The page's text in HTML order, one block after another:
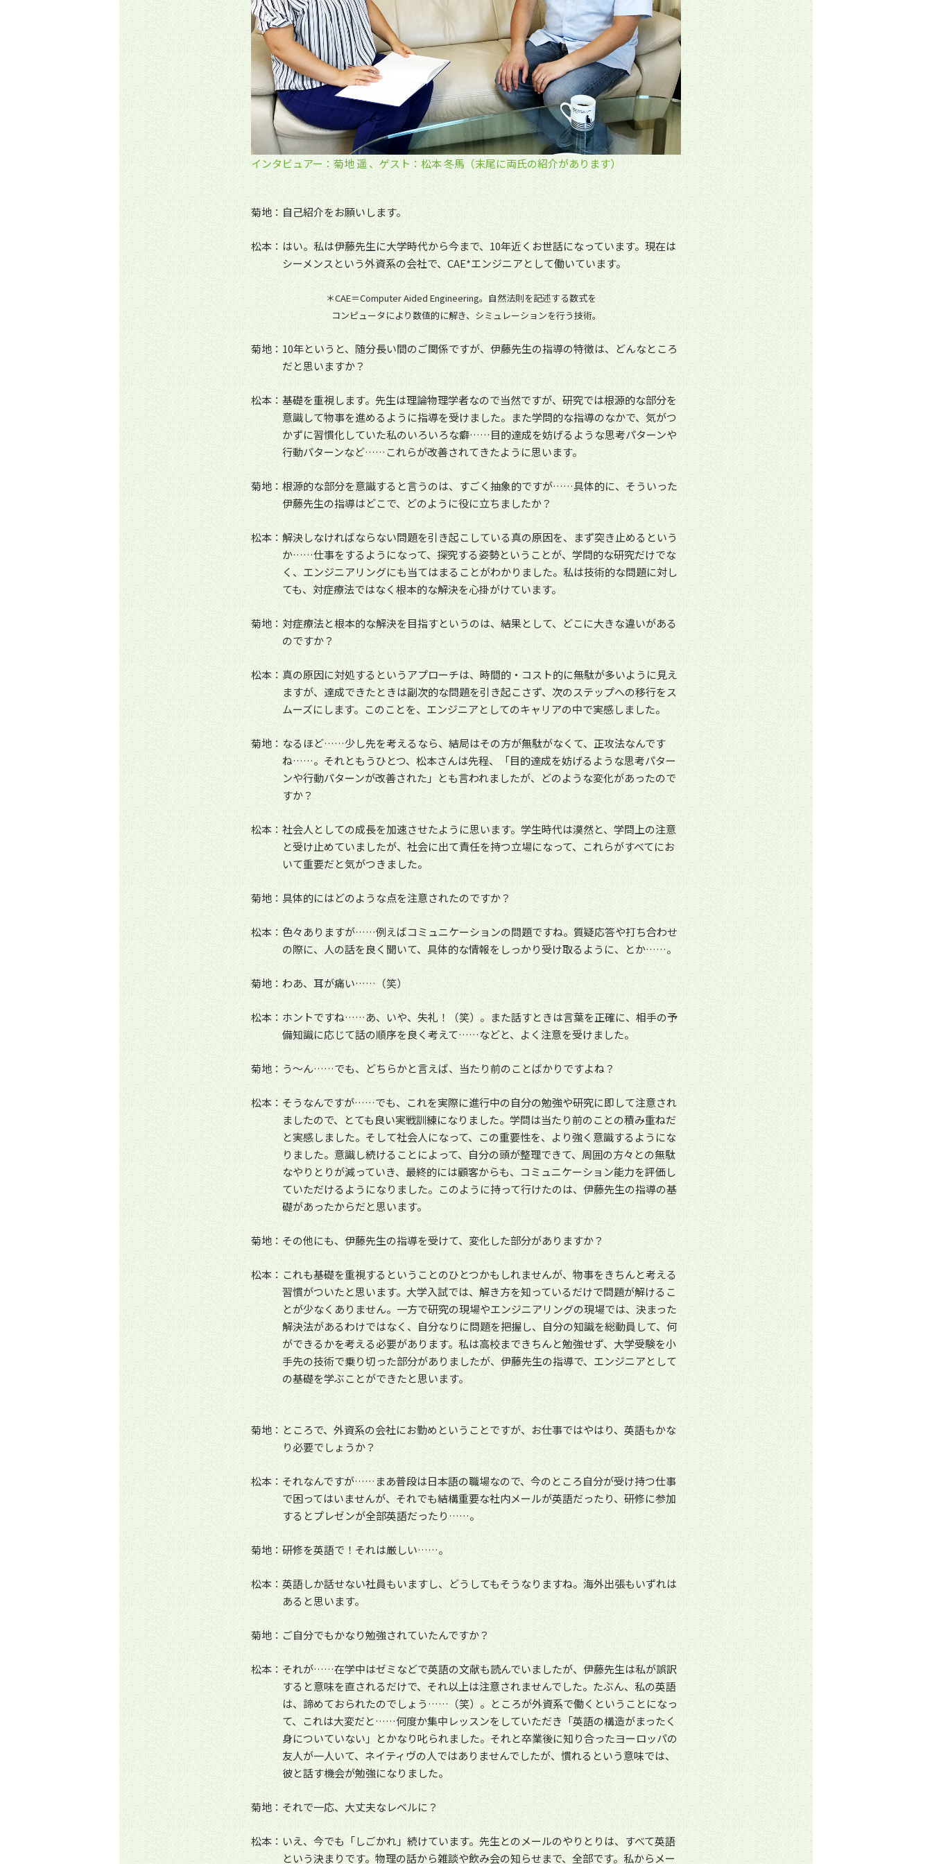
インタビュアー：菊地 遥 、 ゲスト：松本 冬馬 （末尾に両氏の紹介があります）
菊地：自己紹介をお願いします。
松本：はい。私は伊藤先生に大学時代から今まで、10年近くお世話になっています。現在は
シーメンスという外資系の会社で、CAE*エンジニアとして働いています。
＊CAE＝Computer Aided Engineering。自然法則を記述する数式を
コンピュータにより数値的に解き、シミュレーションを行う技術。
菊地：10年というと、随分長い間のご関係ですが、伊藤先生の指導の特徴は、どんなところ
だと思いますか？
松本：基礎を重視します。先生は理論物理学者なので当然ですが、研究では根源的な部分を
意識して物事を進めるように指導を受けました。また学問的な指導のなかで、気がつ
かずに習慣化していた私のいろいろな癖……目的達成を妨げるような思考パターンや
行動パターンなど……これらが改善されてきたように思います。
菊地：根源的な部分を意識すると言うのは、すごく抽象的ですが……具体的に、そういった
伊藤先生の指導はどこで、どのように役に立ちましたか？
松本：解決しなければならない問題を引き起こしている真の原因を、まず突き止めるという
か……仕事をするようになって、探究する姿勢ということが、学問的な研究だけでな
く、エンジニアリングにも当てはまることがわかりました。私は技術的な問題に対し
ても、対症療法ではなく根本的な解決を心掛がけています。
菊地：対症療法と根本的な解決を目指すというのは、結果として、どこに大きな違いがある
のですか？
松本：真の原因に対処するというアプローチは、時間的・コスト的に無駄が多いように見え
ますが、達成できたときは副次的な問題を引き起こさず、次のステップへの移行をス
ムーズにします。このことを、エンジニアとしてのキャリアの中で実感しました。
菊地：なるほど……少し先を考えるなら、結局はその方が無駄がなくて、正攻法なんです
ね……。それともうひとつ、松本さんは先程、「目的達成を妨げるような思考パター
ンや行動パターンが改善された」とも言われましたが、どのような変化があったので
すか？
松本：社会人としての成長を加速させたように思います。学生時代は漠然と、学問上の注意
と受け止めていましたが、社会に出て責任を持つ立場になって、これらがすべてにお
いて重要だと気がつきました。
菊地：具体的にはどのような点を注意されたのですか？
松本：色々ありますが……例えばコミュニケーションの問題ですね。質疑応答や打ち合わせ
の際に、人の話を良く聞いて、具体的な情報をしっかり受け取るように、とか……。
菊地：わあ、耳が痛い……（笑）
松本：ホントですね……あ、いや、失礼！（笑）。また話すときは言葉を正確に、相手の予
備知識に応じて話の順序を良く考えて……などと、よく注意を受けました。
菊地：う～ん……でも、どちらかと言えば、当たり前のことばかりですよね？
松本：そうなんですが……でも、これを実際に進行中の自分の勉強や研究に即して注意され
ましたので、とても良い実戦訓練になりました。学問は当たり前のことの積み重ねだ
と実感しました。そして社会人になって、この重要性を、より強く意識するようにな
りました。意識し続けることによって、自分の頭が整理できて、周囲の方々との無駄
なやりとりが減っていき、最終的には顧客からも、コミュニケーション能力を評価し
ていただけるようになりました。このように持って行けたのは、伊藤先生の指導の基
礎があったからだと思います。
菊地：その他にも、伊藤先生の指導を受けて、変化した部分がありますか？
松本：これも基礎を重視するということのひとつかもしれませんが、物事をきちんと考える
習慣がついたと思います。大学入試では、解き方を知っているだけで問題が解けるこ
とが少なくありません。一方で研究の現場やエンジニアリングの現場では、決まった
解決法があるわけではなく、自分なりに問題を把握し、自分の知識を総動員して、何
ができるかを考える必要があります。私は高校まできちんと勉強せず、大学受験を小
手先の技術で乗り切った部分がありましたが、伊藤先生の指導で、エンジニアとして
の基礎を学ぶことができたと思います。
菊地：ところで、外資系の会社にお勤めということですが、お仕事ではやはり、英語もかな
り必要でしょうか？
松本：それなんですが……まあ普段は日本語の職場なので、今のところ自分が受け持つ仕事
で困ってはいませんが、それでも結構重要な社内メールが英語だったり、研修に参加
するとプレゼンが全部英語だったり……。
菊地：研修を英語で！それは厳しい……。
松本：英語しか話せない社員もいますし、どうしてもそうなりますね。海外出張もいずれは
あると思います。
菊地：ご自分でもかなり勉強されていたんですか？
松本：それが……在学中はゼミなどで英語の文献も読んでいましたが、伊藤先生は私が誤訳
すると意味を直されるだけで、それ以上は注意されませんでした。たぶん、私の英語
は、諦めておられたのでしょう……（笑）。ところが外資系で働くということになっ
て、これは大変だと……何度か集中レッスンをしていただき「英語の構造がまったく
身についていない」とかなり叱られました。それと卒業後に知り合ったヨーロッパの
友人が一人いて、ネイティヴの人ではありませんでしたが、慣れるという意味では、
彼と話す機会が勉強になりました。
菊地：それで一応、大丈夫なレベルに？
松本：いえ、今でも「しごかれ」続けています。先生とのメールのやりとりは、すべて英語
という決まりです。物理の話から雑談や飲み会の知らせまで、全部です。私からメー